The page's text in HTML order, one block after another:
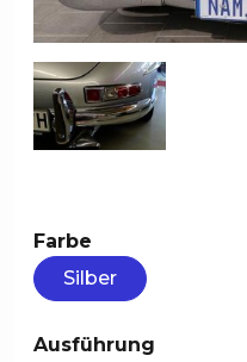
Farbe
Silber
Ausführung